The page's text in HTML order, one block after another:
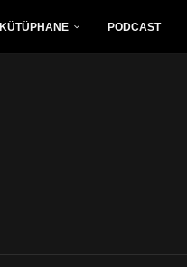
KÜTÜPHANE PODCAST